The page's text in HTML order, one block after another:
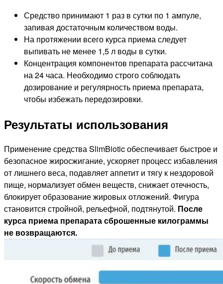
Средство принимают 1 раз в сутки по 1 ампуле,
запивая достаточным количеством воды.
На протяжении всего курса приема следует
выпивать не менее 1,5 л воды в сутки.
Концентрация компонентов препарата рассчитана
на 24 часа. Необходимо строго соблюдать
дозирование и регулярность приема препарата,
чтобы избежать передозировки.
Результаты использования
Применение средства SlimBiotic обеспечивает быстрое и
безопасное жиросжигание, ускоряет процесс избавления
от лишнего веса, подавляет аппетит и тягу к нездоровой
пище, нормализует обмен веществ, снижает отечность,
блокирует образование жировых отложений. Фигура
становится стройной, рельефной, подтянутой. После
курса приема препарата сброшенные килограммы
не возвращаются.